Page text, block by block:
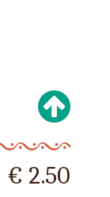
€ 2.50